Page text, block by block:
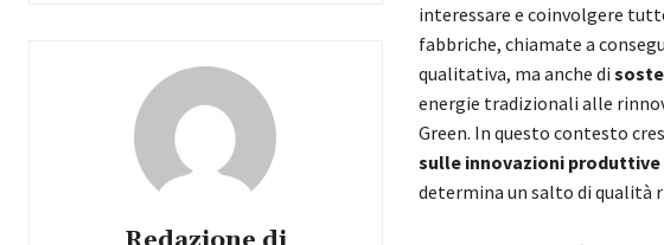
interessare e coinvolgere
fabbriche, chiamate a
qualitativa, ma anche di
energie tradizionali alle
Green. In questo contesto
sulle innovazioni
determina un salto di qualità